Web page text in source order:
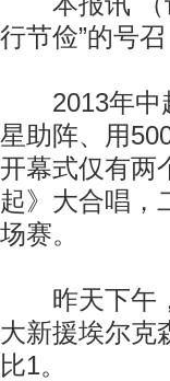
行节俭”的号
2013年中超
星助阵、用
开幕式仅有两
起》大合唱，
场赛。
昨天下午，
大新援埃尔克
比1。